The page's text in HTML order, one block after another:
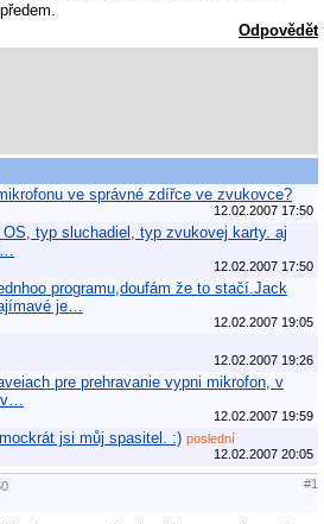
Odpovědět
ve správné zdířce ve zvukovce?
12.02.2007 17:50
typ sluchadiel, typ zvukovej karty. aj
12.02.2007 17:50
programu,doufám že to stačí.Jack
je…
12.02.2007 19:05
12.02.2007 19:26
pre prehravanie vypni mikrofon, v
12.02.2007 19:59
jsi můj spasitel. :) poslední
12.02.2007 20:05
#1